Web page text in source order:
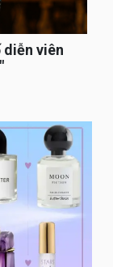
diễn viên